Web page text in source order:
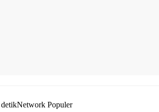
detikNetwork Populer